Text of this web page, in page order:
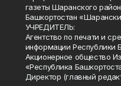
газеты Шаранского
Башкортостан
УЧРЕДИТЕЛЬ:
Агентство по печати и
информации Республики
Акционерное общество
«Республика
Директор (главный